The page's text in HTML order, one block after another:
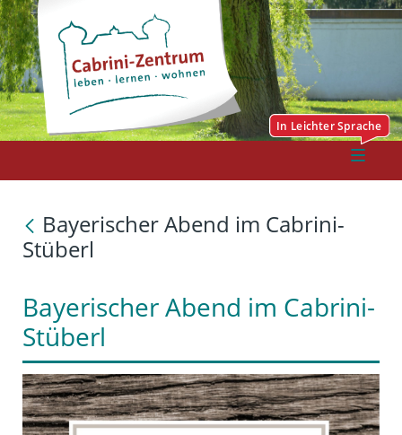
Bayerischer Abend im Cabrini-
Stüberl
Bayerischer Abend im Cabrini-
Stüberl